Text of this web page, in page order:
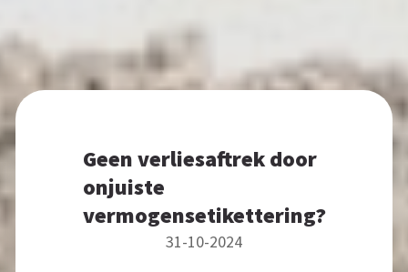
Geen verliesaftrek door
onjuiste
vermogensetikettering?
31-10-2024